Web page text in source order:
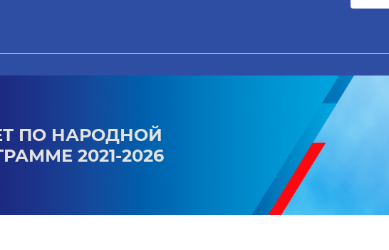
ПО НАРОДНОЙ
2021-2026